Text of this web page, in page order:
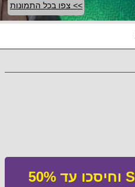
>> צפו בכל התמונות
קבלו מבצעי SMS וחיסכו עד 50%